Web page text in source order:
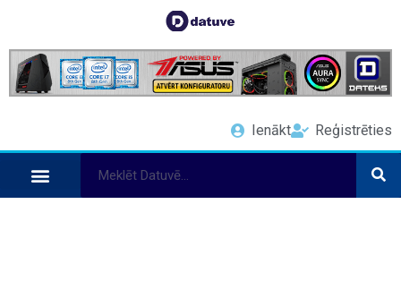
Ienākt Reģistrēties